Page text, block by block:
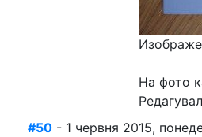
На фото
#50 - 1 червня 2015,